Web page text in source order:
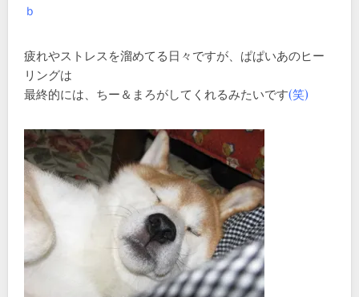
ｂ
疲れやストレスを溜めてる日々ですが、ぱぱいあのヒー
リングは
最終的には、ちー＆まろがしてくれるみたいです(笑)